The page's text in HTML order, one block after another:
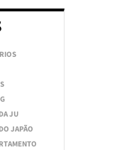
JU
JAPÃO